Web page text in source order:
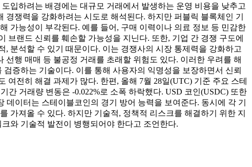
입하려는 배경에는 대규모 거래에서 발생하는 운영 비용을 낮추고
쟁력을 강화하려는 시도로 해석된다. 하지만 퍼블릭 블록체인 기
가능성이 부각된다. 예를 들어, 구매 이력이나 의료 정보 등 민감한
랜드 신뢰를 훼손할 가능성을 지닌다. 또한, 기업 간 경쟁 구도에
분석할 수 있기 때문이다. 이는 경쟁사의 시장 통제력을 강화하고
행 매매 등 불공정 거래를 초래할 위험도 있다. 이러한 우려를 해
증하는 기술이다. 이를 통해 사용자의 익명성을 보장하면서 신뢰
전히 해결 과제가 많다. 한편, 올해 7월 28일(UTC) 기준 주요 스테
간 거래량 변동은 -0.022%로 소폭 하락했다. USD 코인(USDC) 또한
데이터는 스테이블코인의 경기 방어 능력을 보여준다. 동시에 각 기
가져올 수 있다. 하지만 기술적, 정책적 리스크를 해결하기 위한 지
와 기술적 발전이 병행되어야 한다고 조언한다.